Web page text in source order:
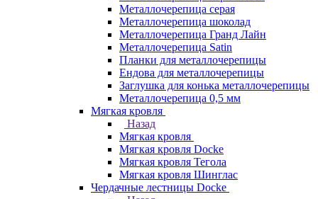
Металлочерепица серая
Металлочерепица шоколад
Металлочерепица Гранд Лайн
Металлочерепица Satin
Планки для металлочерепицы
Ендова для металлочерепицы
Заглушка для конька металлочерепицы
Металлочерепица 0,5 мм
Мягкая кровля
Назад
Мягкая кровля
Мягкая кровля Docke
Мягкая кровля Тегола
Мягкая кровля Шинглас
Чердачные лестницы Docke